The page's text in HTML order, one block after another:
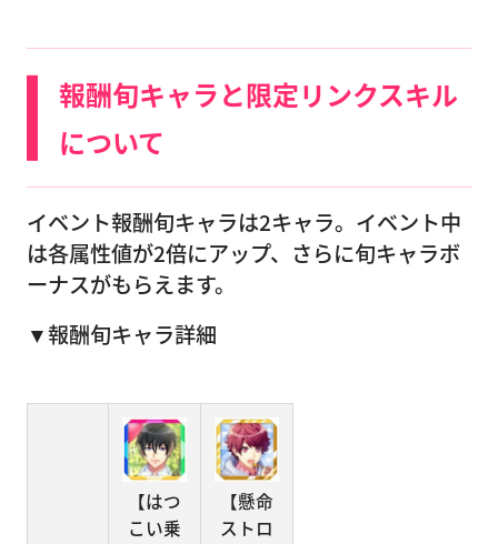
報酬旬キャラと限定リンクスキル
について
イベント報酬旬キャラは2キャラ。イベント中
は各属性値が2倍にアップ、さらに旬キャラボ
ーナスがもらえます。
▼報酬旬キャラ詳細
【はつ
こい乗
【懸命
ストロ